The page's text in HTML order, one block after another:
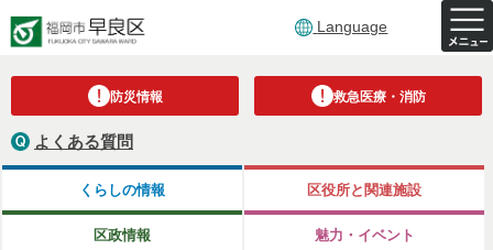
Language
防災情報 救急医療・消防
よくある質問
くらしの情報 区役所と関連施設
区政情報 魅力・イベント